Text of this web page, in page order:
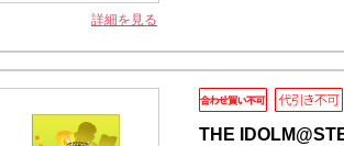
詳細を見る
THE